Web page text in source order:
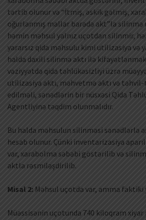
tərtib olunur və “İtmiş, əskik gəlmiş,
oğurlanmış mallar barədə akt”la
həmin məhsul yalnız uçotdan silinmir,
yararsız qida məhsulu kimi utilizasiya və
halda daxili silinmə aktı ilə
vəziyyətdə qida təhlükəsizliyi üzrə
utilizasiya aktı, məhvetmə aktı və
edilməli, sənədlərin bir nüsxəsi Qida
Agentliyinə təqdim olunmalıdır.
Bu halda məhsulun silinməsi sənədlərlə
hesab olunur. Çünki inventarizasiya
var, xarabolma səbəbi göstərilib və
aktla rəsmiləşdirilib.
Misal 2: Məhsul uçotda var, amma faktiki
Müəssisənin uçotunda 740 kiloqram xiyar